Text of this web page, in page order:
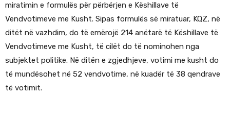
miratimin e formulës për përbërjen e Këshillave të
Vendvotimeve me Kusht. Sipas formulës së miratuar, KQZ, në
ditët në vazhdim, do të emërojë 214 anëtarë të Këshillave të
Vendvotimeve me Kusht, të cilët do të nominohen nga
subjektet politike. Në ditën e zgjedhjeve, votimi me kusht do
të mundësohet në 52 vendvotime, në kuadër të 38 qendrave
të votimit.